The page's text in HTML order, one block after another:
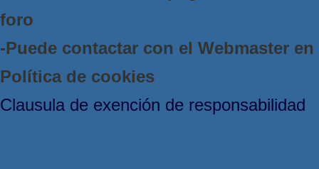
foro
-Puede contactar con el Webmaster
Política de cookies
Clausula de exención de responsabilidad